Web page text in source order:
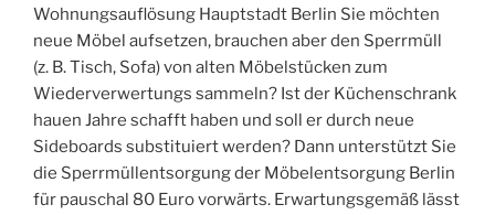
Wohnungsauflösung Hauptstadt Berlin Sie möchten
neue Möbel aufsetzen, brauchen aber den Sperrmüll
(z. B. Tisch, Sofa) von alten Möbelstücken zum
Wiederverwertungs sammeln? Ist der Küchenschrank
hauen Jahre schafft haben und soll er durch neue
Sideboards substituiert werden? Dann unterstützt Sie
die Sperrmüllentsorgung der Möbelentsorgung Berlin
für pauschal 80 Euro vorwärts. Erwartungsgemäß lässt